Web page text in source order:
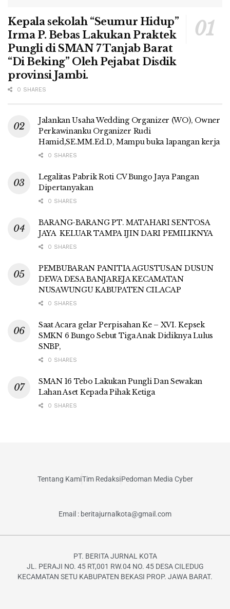
Kepala sekolah “Seumur Hidup”
Irma P. Bebas Lakukan Praktek
Pungli di SMAN 7 Tanjab Barat
“Di Beking” Oleh Pejabat Disdik
provinsi Jambi.
0 SHARES
Jalankan Usaha Wedding Organizer (WO), Owner
Perkawinanku Organizer Rudi
Hamid,SE.MM.Ed.D, Mampu buka lapangan kerja
0 SHARES
Legalitas Pabrik Roti CV Bungo Jaya Pangan
Dipertanyakan
0 SHARES
BARANG-BARANG PT. MATAHARI SENTOSA
JAYA KELUAR TAMPA IJIN DARI PEMILIKNYA
0 SHARES
PEMBUBARAN PANITIA AGUSTUSAN DUSUN
DEWA DESA BANJAREJA KECAMATAN
NUSAWUNGU KABUPATEN CILACAP
0 SHARES
Saat Acara gelar Perpisahan Ke – XVI. Kepsek
SMKN 6 Bungo Sebut Tiga Anak Didiknya Lulus
SNBP,
0 SHARES
SMAN 16 Tebo Lakukan Pungli Dan Sewakan
Lahan Aset Kepada Pihak Ketiga
0 SHARES
Tentang KamiTim RedaksiPedoman Media Cyber
Email : beritajurnalkota@gmail.com
PT. BERITA JURNAL KOTA
JL. PERAJI NO. 45 RT,001 RW.04 NO. 45 DESA CILEDUG
KECAMATAN SETU KABUPATEN BEKASI PROP. JAWA BARAT.